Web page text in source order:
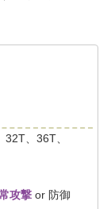
、36T、
攻撃or 防御